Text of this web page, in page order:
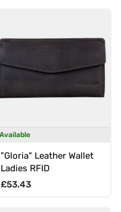
Available
"Gloria" Leather Wallet
Ladies RFID
Regular price
£53.43